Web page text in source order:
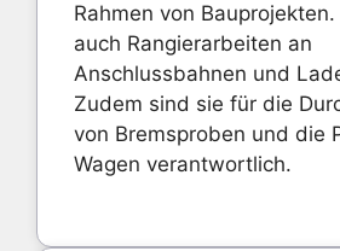
Rahmen von
auch Rangierarbeiten an
Anschlussbahnen und
Zudem sind sie für die
von Bremsproben und die
Wagen verantwortlich.